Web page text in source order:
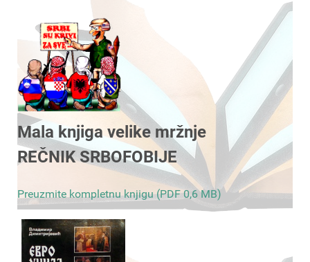
Mala knjiga velike mržnje
REČNIK SRBOFOBIJE
Preuzmite kompletnu knjigu (PDF 0,6 MB)